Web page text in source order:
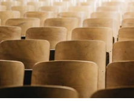
entre Washington e
No entanto, com o
semanas têm sido
acentuada, tendência
próxima semana.